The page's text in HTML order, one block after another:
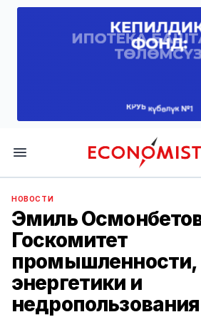
Economist.kg
НОВОСТИ
Эмиль
Госкомитет
промышленности,
энергетики и
недропользования